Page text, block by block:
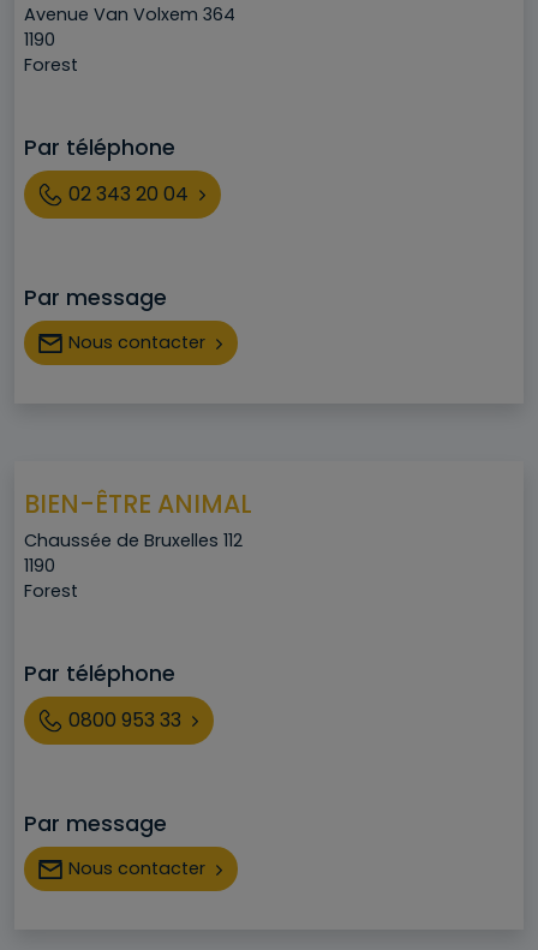
Adresse
Avenue Van Volxem 364
Code postal
1190
Ville
Forest
Par téléphone
Téléphone02 343 20 04
Par message
Nous contacter
BIEN-ÊTRE ANIMAL
Adresse
Chaussée de Bruxelles 112
Code postal
1190
Ville
Forest
Par téléphone
Téléphone0800 953 33
Par message
Nous contacter